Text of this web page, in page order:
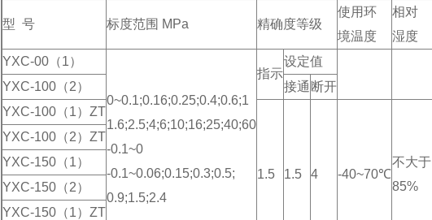
型 号 标度范围 MPa 精确度等级
使用环
境温度
相对
湿度
YXC-00（1）
0~0.1;0.16;0.25;0.4;0.6;1
1.6;2.5;4;6;10;16;25;40;60
-0.1~0
-0.1~0.06;0.15;0.3;0.5;
0.9;1.5;2.4
指示
设定值
YXC-100（2）
接通 断开
YXC-100（1）ZT
1.5 1.5 4 -40~70℃
不大于
85%
YXC-100（2）ZT
YXC-150（1）
YXC-150（2）
YXC-150（1）ZT